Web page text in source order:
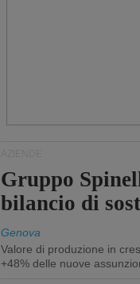
Gruppo
bilancio di
Genova
Valore di produzione in
+48% delle nuove